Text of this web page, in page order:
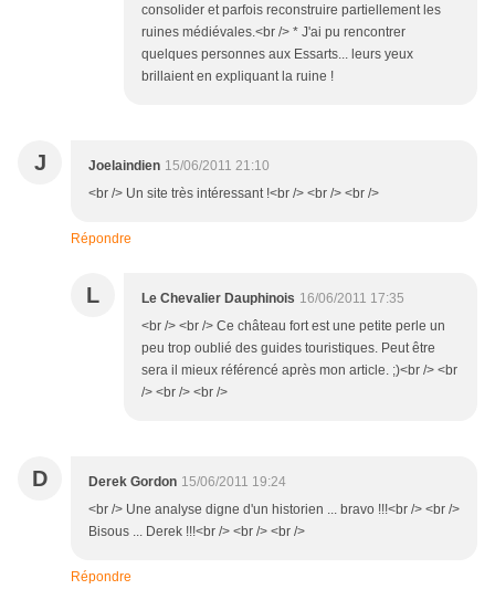
consolider et parfois reconstruire partiellement les
ruines médiévales.<br /> * J'ai pu rencontrer
quelques personnes aux Essarts... leurs yeux
brillaient en expliquant la ruine !
J Joelaindien 15/06/2011 21:10
<br /> Un site très intéressant !<br /> <br /> <br />
Répondre
L Le Chevalier Dauphinois 16/06/2011 17:35
<br /> <br /> Ce château fort est une petite perle un
peu trop oublié des guides touristiques. Peut être
sera il mieux référencé après mon article. ;)<br /> <br
/> <br /> <br />
D Derek Gordon 15/06/2011 19:24
<br /> Une analyse digne d'un historien ... bravo !!!<br /> <br />
Bisous ... Derek !!!<br /> <br /> <br />
Répondre